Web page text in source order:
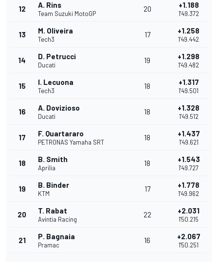
12 A. Rins
Team Suzuki MotoGP
20 +1.188
1'49.372
13 M. Oliveira
Tech3
17 +1.258
1'49.442
14 D. Petrucci
Ducati
19 +1.298
1'49.482
15 I. Lecuona
Tech3
18 +1.317
1'49.501
16 A. Dovizioso
Ducati
18 +1.328
1'49.512
17 F. Quartararo
PETRONAS Yamaha SRT
18 +1.437
1'49.621
18 B. Smith
Aprilia
18 +1.543
1'49.727
19 B. Binder
KTM
17 +1.778
1'49.962
20 T. Rabat
Avintia Racing
22 +2.031
1'50.215
21 P. Bagnaia
Pramac
16 +2.067
1'50.251